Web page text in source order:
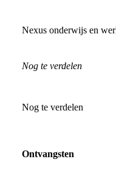
Nexus onderwijs en
Nog te verdelen
Nog te verdelen
Ontvangsten